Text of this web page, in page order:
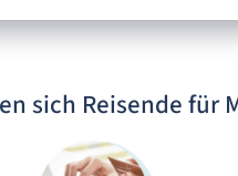
sich Reisende für